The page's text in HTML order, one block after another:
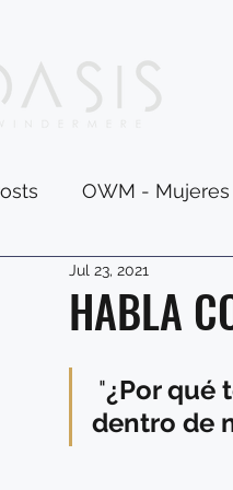
OWM - Mujeres
HABLA
Jul 23, 2021
"¿Por qué
dentro de